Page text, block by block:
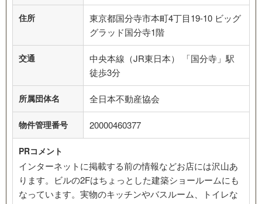
住所
東京都国分寺市本町4丁目19-10 ビッグ
グラッド国分寺1階
交通
中央本線（JR東日本） 「国分寺」駅
徒歩3分
所属団体名 全日本不動産協会
物件管理番号 20000460377
PRコメント
インターネットに掲載する前の情報などお店には沢山あ
ります。ビルの2Fはちょっとした建築ショールームにも
なっています。実物のキッチンやバスルーム、トイレな